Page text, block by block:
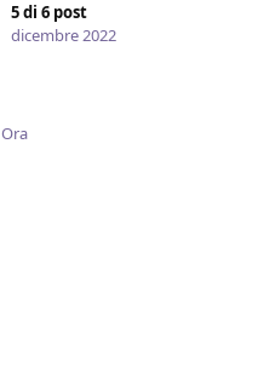
5di 6 post
dicembre 2022
Ora